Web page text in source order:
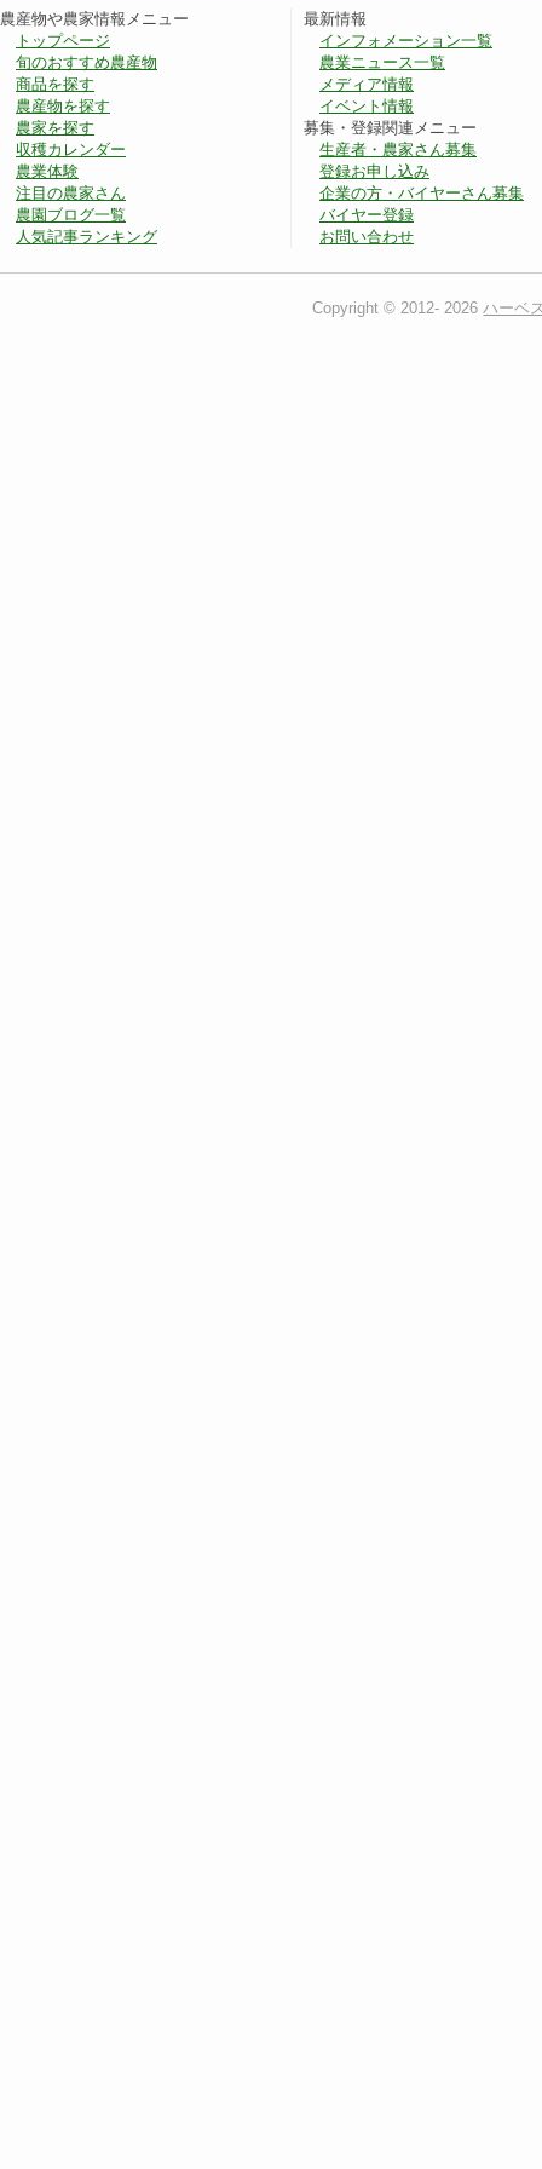
農産物や農家情報メニュー
トップページ
旬のおすすめ農産物
商品を探す
農産物を探す
農家を探す
収穫カレンダー
農業体験
注目の農家さん
農園ブログ一覧
人気記事ランキング
最新情報
インフォメーション一覧
農業ニュース一覧
メディア情報
イベント情報
募集・登録関連メニュー
生産者・農家さん募集
登録お申し込み
企業の方・バイヤーさん募集
バイヤー登録
お問い合わせ
Copyright © 2012- 2026 ハーベ